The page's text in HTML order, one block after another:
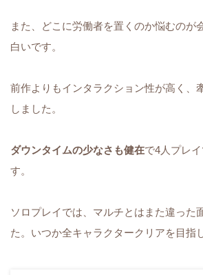
また、どこに労働者を置くのか悩むのが
白いです。
前作よりもインタラクション性が高く、
しました。
ダウンタイムの少なさも健在で4人プレ
す。
ソロプレイでは、マルチとはまた違った
た。いつか全キャラクタークリアを目指